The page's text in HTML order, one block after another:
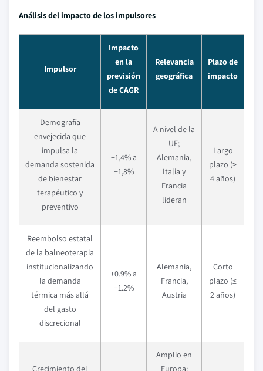
Análisis del impacto de los impulsores
Impulsor
Impacto
en la
previsión
de CAGR
Relevancia
geográfica
Plazo de
impacto
Demografía
envejecida que
impulsa la
demanda sostenida
de bienestar
terapéutico y
preventivo
+1,4% a
+1,8%
A nivel de la
UE;
Alemania,
Italia y
Francia
lideran
Largo
plazo (≥
4 años)
Reembolso estatal
de la balneoterapia
institucionalizando
la demanda
térmica más allá
del gasto
discrecional
+0.9% a
+1.2%
Alemania,
Francia,
Austria
Corto
plazo (≤
2 años)
Crecimiento del
Amplio en
Europa;